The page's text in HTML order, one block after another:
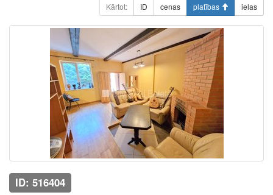
Kārtot: ID cenas platības ielas
ID: 516404